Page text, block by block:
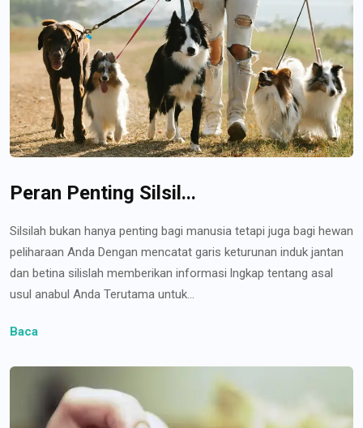
Peran Penting Silsil...
Silsilah bukan hanya penting bagi manusia tetapi juga bagi hewan
peliharaan Anda Dengan mencatat garis keturunan induk jantan
dan betina silislah memberikan informasi lngkap tentang asal
usul anabul Anda Terutama untuk...
Baca